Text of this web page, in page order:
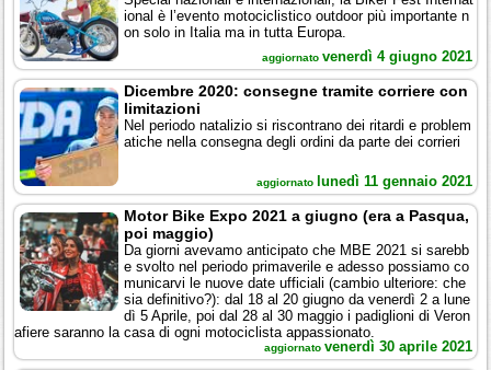
ional è l’evento motociclistico outdoor più importante n
on solo in Italia ma in tutta Europa.
aggiornato venerdì 4 giugno 2021
Dicembre 2020: consegne tramite corriere con
limitazioni
Nel periodo natalizio si riscontrano dei ritardi e problem
atiche nella consegna degli ordini da parte dei corrieri
aggiornato lunedì 11 gennaio 2021
Motor Bike Expo 2021 a giugno (era a Pasqua,
poi maggio)
Da giorni avevamo anticipato che MBE 2021 si sarebb
e svolto nel periodo primaverile e adesso possiamo co
municarvi le nuove date ufficiali (cambio ulteriore: che
sia definitivo?): dal 18 al 20 giugno da venerdì 2 a lune
dì 5 Aprile, poi dal 28 al 30 maggio i padiglioni di Veron
afiere saranno la casa di ogni motociclista appassionato.
aggiornato venerdì 30 aprile 2021